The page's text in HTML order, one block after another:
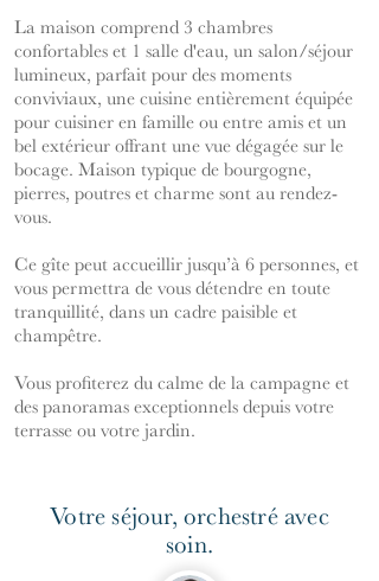
La maison comprend 3 chambres
confortables et 1 salle d'eau, un salon/séjour
lumineux, parfait pour des moments
conviviaux, une cuisine entièrement équipée
pour cuisiner en famille ou entre amis et un
bel extérieur offrant une vue dégagée sur le
bocage. Maison typique de bourgogne,
pierres, poutres et charme sont au rendez-
vous.
Ce gîte peut accueillir jusqu’à 6 personnes, et
vous permettra de vous détendre en toute
tranquillité, dans un cadre paisible et
champêtre.
Vous profiterez du calme de la campagne et
des panoramas exceptionnels depuis votre
terrasse ou votre jardin.
Votre séjour, orchestré avec
soin.